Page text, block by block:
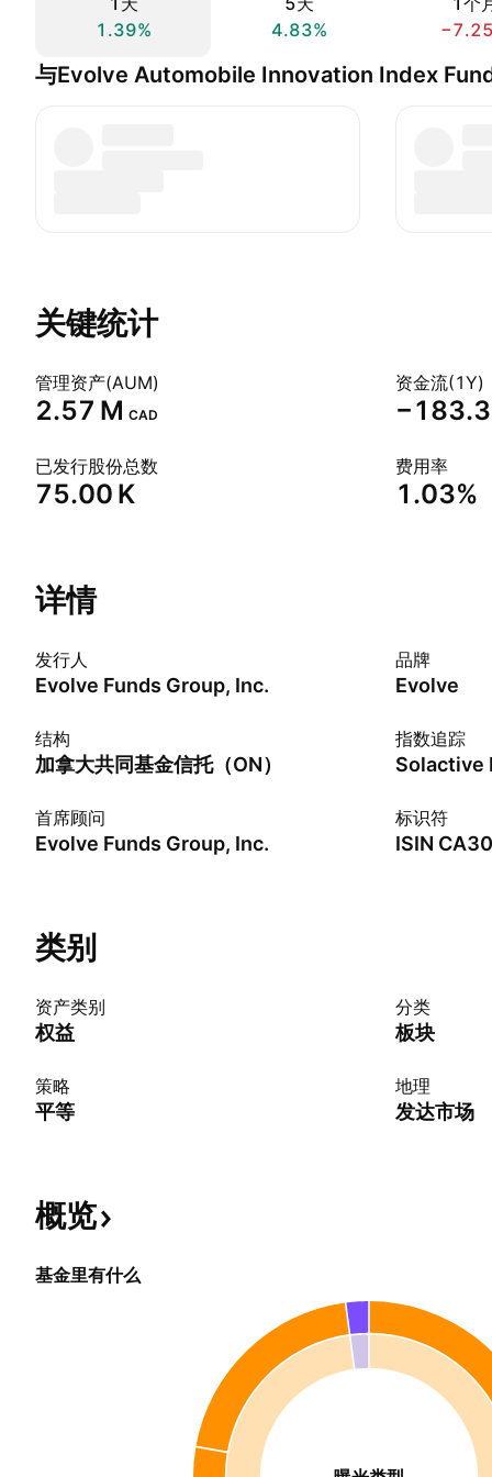
1.39%
4.83%
与Evolve Automobile Innovation Index
关键统计
管理资产(AUM)
‪2.57 M‬ CAD
资金流(1Y)
已发行股份总数
‪75.00 K‬
费用率
1.03%
详情
发行人
Evolve Funds Group, Inc.
品牌
Evolve
结构
加拿大共同基金信托（ON）
指数追踪
首席顾问
Evolve Funds Group, Inc.
标识符
ISIN
类别
资产类别
权益
分类
板块
策略
平等
地理
发达市场
概览
基金里有什么